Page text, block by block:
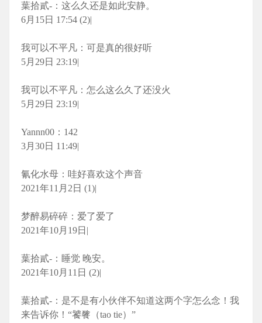
葉拾貳-：这么久还是如此安静。
6月15日 17:54 (2)|
我可以不平凡：可是真的很好听
5月29日 23:19|
我可以不平凡：怎么这么久了还没火
5月29日 23:19|
Yannn00：142
3月30日 11:49|
氰化水母：哇好喜欢这个声音
2021年11月2日 (1)|
梦醉易碎碎：爱了爱了
2021年10月19日|
葉拾貳-：睡觉 晚安。
2021年10月11日 (2)|
葉拾貳-：是不是有小伙伴不知道这两个字怎么念！我
来告诉你！“饕餮（tao tie）”